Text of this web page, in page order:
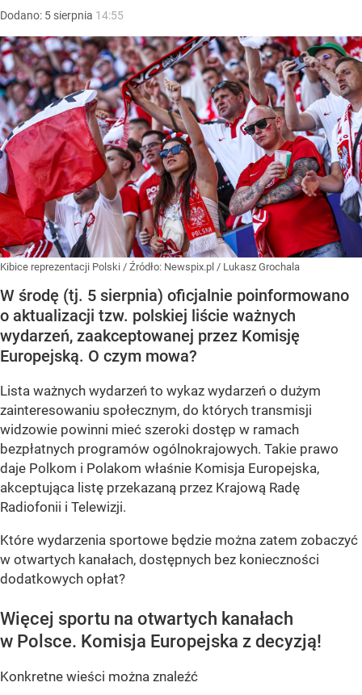
Dodano: 5 sierpnia 14:55
Kibice reprezentacji Polski / Źródło: Newspix.pl / Lukasz Grochala
W środę (tj. 5 sierpnia) oficjalnie poinformowano
o aktualizacji tzw. polskiej liście ważnych
wydarzeń, zaakceptowanej przez Komisję
Europejską. O czym mowa?
Lista ważnych wydarzeń to wykaz wydarzeń o dużym
zainteresowaniu społecznym, do których transmisji
widzowie powinni mieć szeroki dostęp w ramach
bezpłatnych programów ogólnokrajowych. Takie prawo
daje Polkom i Polakom właśnie Komisja Europejska,
akceptująca listę przekazaną przez Krajową Radę
Radiofonii i Telewizji.
Które wydarzenia sportowe będzie można zatem zobaczyć
w otwartych kanałach, dostępnych bez konieczności
dodatkowych opłat?
Więcej sportu na otwartych kanałach
w Polsce. Komisja Europejska z decyzją!
Konkretne wieści można znaleźć